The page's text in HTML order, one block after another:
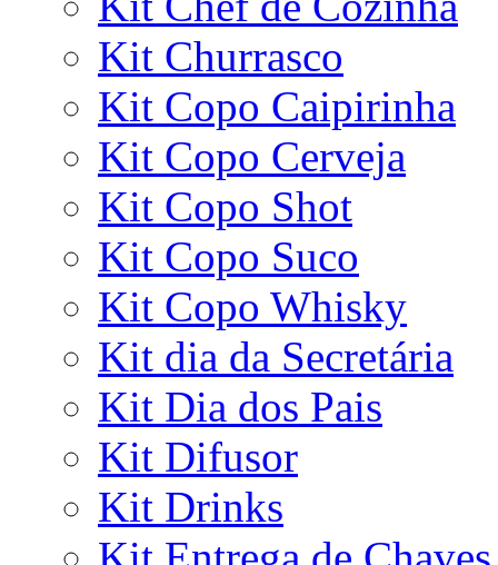
Kit Churrasco
Kit Copo Caipirinha
Kit Copo Cerveja
Kit Copo Shot
Kit Copo Suco
Kit Copo Whisky
Kit dia da Secretária
Kit Dia dos Pais
Kit Difusor
Kit Drinks